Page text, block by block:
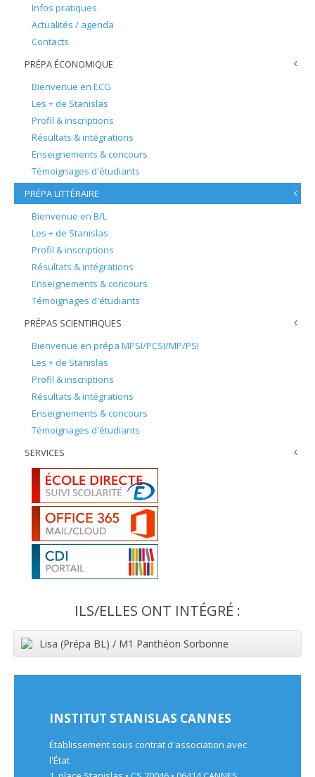
Infos pratiques
Actualités / agenda
Contacts
PRÉPA ÉCONOMIQUE
Bienvenue en ECG
Les + de Stanislas
Profil & inscriptions
Résultats & intégrations
Enseignements & concours
Témoignages d'étudiants
PRÉPA LITTÉRAIRE
Bienvenue en B/L
Les + de Stanislas
Profil & inscriptions
Résultats & intégrations
Enseignements & concours
Témoignages d'étudiants
PRÉPAS SCIENTIFIQUES
Bienvenue en prépa MPSI/PCSI/MP/PSI
Les + de Stanislas
Profil & inscriptions
Résultats & intégrations
Enseignements & concours
Témoignages d'étudiants
SERVICES
ILS/ELLES ONT INTÉGRÉ :
Lisa (Prépa BL) / M1 Panthéon Sorbonne
INSTITUT STANISLAS CANNES
Établissement sous contrat d'association avec
l'État